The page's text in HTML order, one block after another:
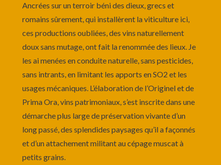
Ancrées sur un terroir béni des dieux, grecs et
romains sûrement, qui installèrent la viticulture ici,
ces productions oubliées, des vins naturellement
doux sans mutage, ont fait la renommée des lieux. Je
les ai menées en conduite naturelle, sans pesticides,
sans intrants, en limitant les apports en SO2 et les
usages mécaniques. L’élaboration de l’Originel et de
Prima Ora, vins patrimoniaux, s’est inscrite dans une
démarche plus large de préservation vivante d’un
long passé, des splendides paysages qu’il a façonnés
et d’un attachement militant au cépage muscat à
petits grains.